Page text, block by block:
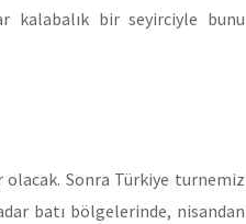
kalabalık bir seyirciyle bunu
Sonra Türkiye turnemiz
batı bölgelerinde, nisandan